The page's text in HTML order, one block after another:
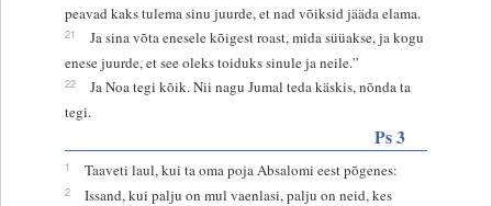
peavad kaks tulema sinu juurde, et nad võiksid jääda elama.
21
Ja sina võta enesele kõigest roast, mida süüakse, ja kogu
enese juurde, et see oleks toiduks sinule ja neile.”
22
Ja Noa tegi kõik. Nii nagu Jumal teda käskis, nõnda ta
tegi.
Ps 3
1 Taaveti laul, kui ta oma poja Absalomi eest põgenes:
2
Issand, kui palju on mul vaenlasi, palju on neid, kes